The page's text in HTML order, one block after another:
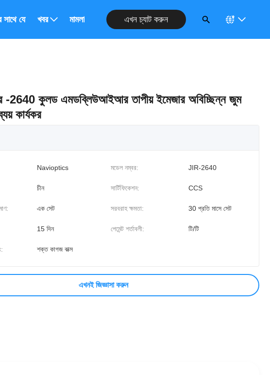
সাথে যোগাযোগ করুন
খবর মামলা এখন চ্যাট করুন
-2640 কুলড এমডব্লিউআইআর তাপীয় ইমেজার অবিচ্ছিন্ন জুম
কার্যকর
Navioptics মডেল নম্বর: JIR-2640
চীন সার্টিফিকেশন: CCS
এক সেট সরবরাহ ক্ষমতা: 30 প্রতি মাসে সেট
15 দিন পেমেন্ট শর্তাবলী: টি/টি
শক্ত কাগজ বাক্স
এখনই জিজ্ঞাসা করুন